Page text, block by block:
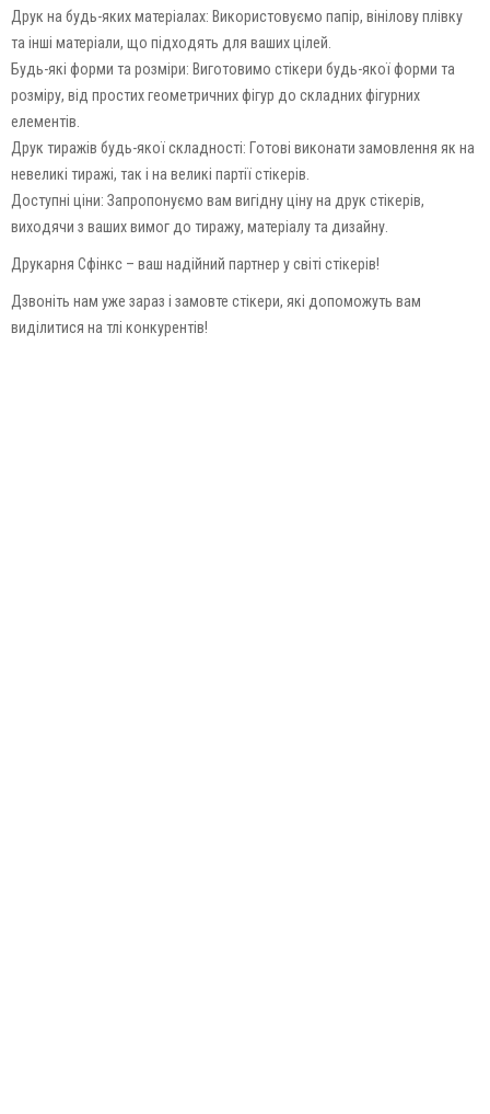
Друк на будь-яких матеріалах: Використовуємо папір, вінілову плівку
та інші матеріали, що підходять для ваших цілей.
Будь-які форми та розміри: Виготовимо стікери будь-якої форми та
розміру, від простих геометричних фігур до складних фігурних
елементів.
Друк тиражів будь-якої складності: Готові виконати замовлення як на
невеликі тиражі, так і на великі партії стікерів.
Доступні ціни: Запропонуємо вам вигідну ціну на друк стікерів,
виходячи з ваших вимог до тиражу, матеріалу та дизайну.
Друкарня Сфінкс – ваш надійний партнер у світі стікерів!
Дзвоніть нам уже зараз і замовте стікери, які допоможуть вам
виділитися на тлі конкурентів!